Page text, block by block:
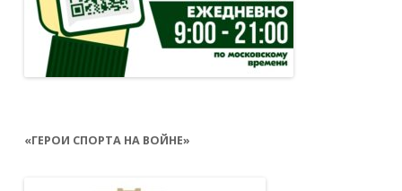
«ГЕРОИ СПОРТА НА ВОЙНЕ»